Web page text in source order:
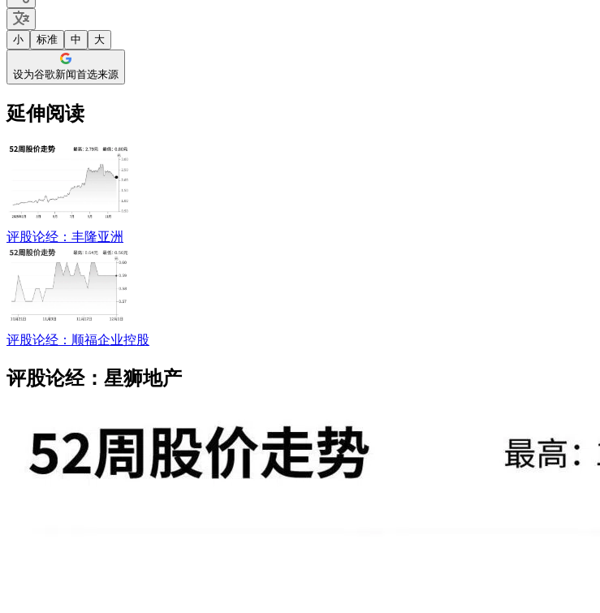
小 标准 中 大
设为谷歌新闻首选来源
延伸阅读
评股论经：丰隆亚洲
评股论经：顺福企业控股
评股论经：星狮地产